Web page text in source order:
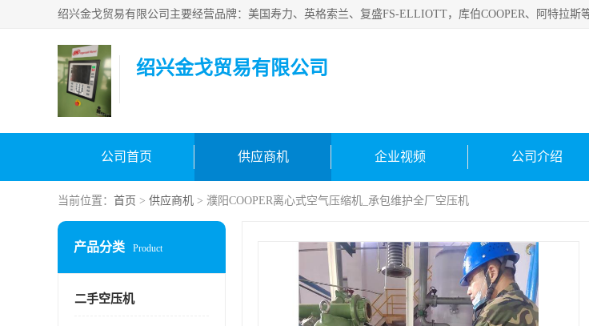
绍兴金戈贸易有限公司
公司首页 供应商机 企业视频 公司介绍
当前位置： 首页 > 供应商机 > 濮阳COOPER离心式空气压缩机_承包维护全厂空压机
产品分类 Product
二手空压机